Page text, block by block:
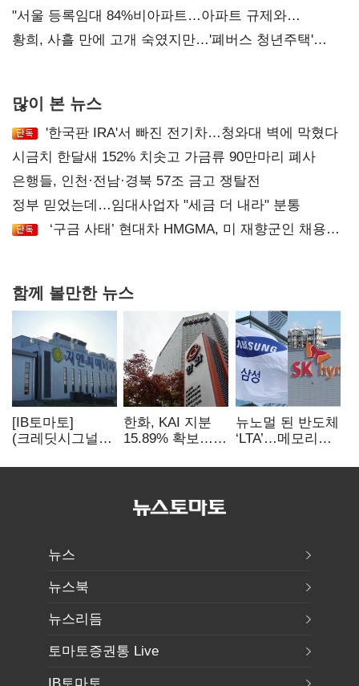
오차 당연"
"서울 등록임대 84%비아파트…아파트 규제와
달리해야"
황희, 사흘 만에 고개 숙였지만…'폐버스 청년주택'
많이 본 뉴스
'한국판 IRA'서 빠진 전기차…청와대 벽에 막혔다
시금치 한달새 152% 치솟고 가금류 90만마리 폐사
은행들, 인천·전남·경북 57조 금고 쟁탈전
정부 믿었는데…임대사업자 "세금 더 내라" 분통
‘구금 사태’ 현대차 HMGMA, 미 재향군인 채용
함께 볼만한 뉴스
[IB토마토]
(크레딧시그널)
데이터센터 타고
한화, KAI 지분
15.89% 확보…
신청 예정
뉴노멀 된 반도체
‘LTA’…메모리
54조 선불 계약
뉴스
뉴스북
뉴스리듬
토마토증권통 Live